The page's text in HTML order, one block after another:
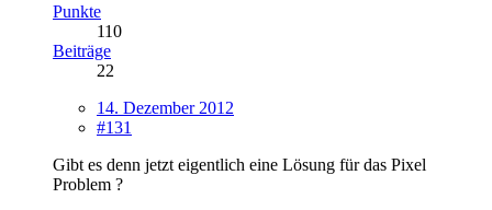
Punkte
110
Beiträge
22
14. Dezember 2012
#131
Gibt es denn jetzt eigentlich eine Lösung für das Pixel
Problem ?